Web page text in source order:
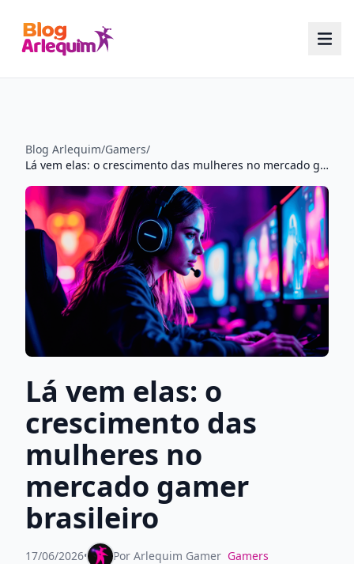
Blog Arlequim/Gamers/
Lá vem elas: o crescimento das mulheres no mercado gamer brasileiro
Lá vem elas: o
crescimento das
mulheres no
mercado gamer
brasileiro
17/06/2026• Por Arlequim Gamer Gamers